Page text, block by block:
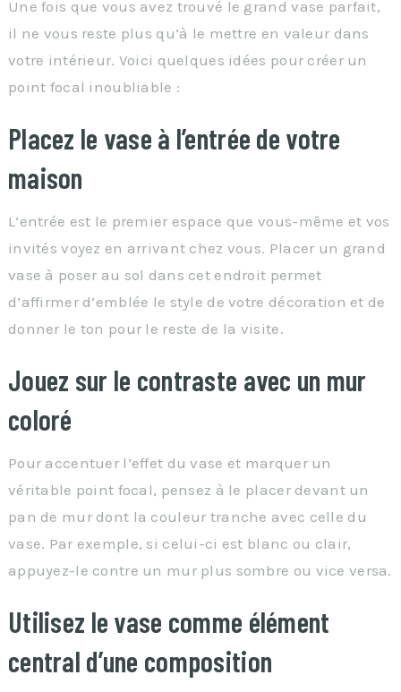
Une fois que vous avez trouvé le grand vase parfait,
il ne vous reste plus qu’à le mettre en valeur dans
votre intérieur. Voici quelques idées pour créer un
point focal inoubliable :
Placez le vase à l’entrée de votre
maison
L’entrée est le premier espace que vous-même et vos
invités voyez en arrivant chez vous. Placer un grand
vase à poser au sol dans cet endroit permet
d’affirmer d’emblée le style de votre décoration et de
donner le ton pour le reste de la visite.
Jouez sur le contraste avec un mur
coloré
Pour accentuer l’effet du vase et marquer un
véritable point focal, pensez à le placer devant un
pan de mur dont la couleur tranche avec celle du
vase. Par exemple, si celui-ci est blanc ou clair,
appuyez-le contre un mur plus sombre ou vice versa.
Utilisez le vase comme élément
central d’une composition